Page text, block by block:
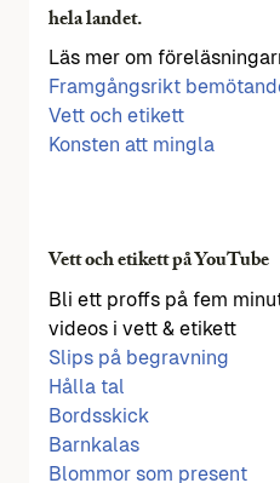
hela landet.
Läs mer om
Framgångsrikt
Vett och etikett
Konsten att mingla
Vett och etikett på YouTube
Bli ett proffs på fem
videos i vett & etikett
Slips på begravning
Hålla tal
Bordsskick
Barnkalas
Blommor som present